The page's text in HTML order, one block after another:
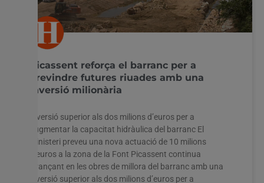
Picassent reforça el barranc per a
previndre futures riuades amb una
inversió milionària
Inversió superior als dos milions d’euros per a
augmentar la capacitat hidràulica del barranc El
Ministeri preveu una nova actuació de 10 milions
d’euros a la zona de la Font Picassent continua
avançant en les obres de millora del barranc amb una
inversió superior als dos milions d’euros per a